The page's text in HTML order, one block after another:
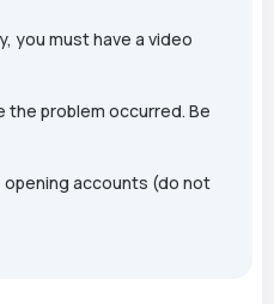
you must have a video
problem occurred. Be
accounts (do not